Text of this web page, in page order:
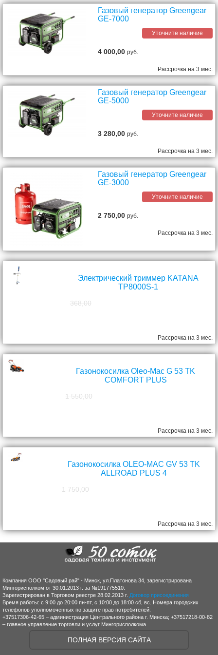
Газовый генератор Greengear
GE-7000
Уточните наличие
4 000,00руб.
Рассрочка на 3 мес.
Газовый генератор Greengear
GE-5000
Уточните наличие
3 280,00руб.
Рассрочка на 3 мес.
Газовый генератор Greengear
GE-3000
Уточните наличие
2 750,00руб.
Рассрочка на 3 мес.
Электрический триммер KATANA
TP8000S-1
368,00
Рассрочка на 3 мес.
Газонокосилка Oleo-Mac G 53 TK
COMFORT PLUS
1 550,00
Рассрочка на 3 мес.
Газонокосилка OLEO-MAC GV 53 TK
ALLROAD PLUS 4
1 750,00
Рассрочка на 3 мес.
Компания ООО "Садовый рай" - Минск, ул.Платонова 34, зарегистрирована
Мингорисполком от 30.01.2013 г. за №191775510.
Зарегистрирован в Торговом реестре 28.02.2013 г. Договор присоединения
Время работы: с 9:00 до 20:00 пн-пт, с 10:00 до 18:00 сб, вс. Номера городских
телефонов уполномоченных по защите прав потребителей:
+37517306-42-65 – администрация Центрального района г. Минска; +37517218-00-82
– главное управление торговли и услуг Мингорисполкома.
ПОЛНАЯ ВЕРСИЯ САЙТА